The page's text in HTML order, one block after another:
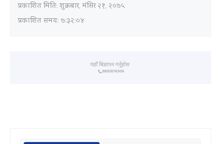
प्रकाशित मिति:शुक्रबार, मंसिर २१, २०७५
प्रकाशित समय: ७:३२:०४